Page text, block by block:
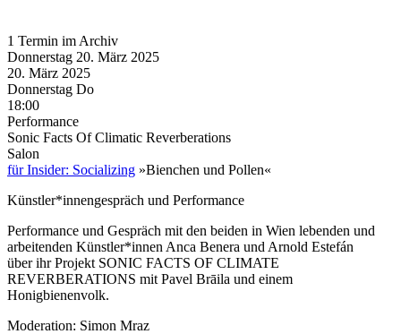
1 Termin im Archiv
Donnerstag 20. März 2025
20. März 2025
Donnerstag Do
18:00
Performance
Sonic Facts Of Climatic Reverberations
Salon
für Insider: Socializing »Bienchen und Pollen«
Künstler*innengespräch und Performance
Performance und Gespräch mit den beiden in Wien lebenden und
arbeitenden Künstler*innen Anca Benera und Arnold Estefán
über ihr Projekt SONIC FACTS OF CLIMATE
REVERBERATIONS mit Pavel Brāila und einem
Honigbienenvolk.
Moderation: Simon Mraz